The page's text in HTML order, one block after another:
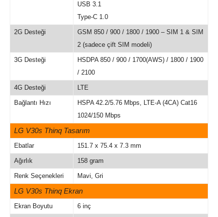
USB 3.1
Type-C 1.0
2G Desteği
GSM 850 / 900 / 1800 / 1900 – SIM 1 & SIM
2 (sadece çift SIM modeli)
3G Desteği
HSDPA 850 / 900 / 1700(AWS) / 1800 / 1900
/ 2100
4G Desteği LTE
Bağlantı Hızı
HSPA 42.2/5.76 Mbps, LTE-A (4CA) Cat16
1024/150 Mbps
LG V30s Thinq Tasarım
Ebatlar 151.7 x 75.4 x 7.3 mm
Ağırlık 158 gram
Renk Seçenekleri Mavi, Gri
LG V30s Thinq Ekran
Ekran Boyutu 6 inç